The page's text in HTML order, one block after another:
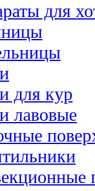
для
для кур
лавовые